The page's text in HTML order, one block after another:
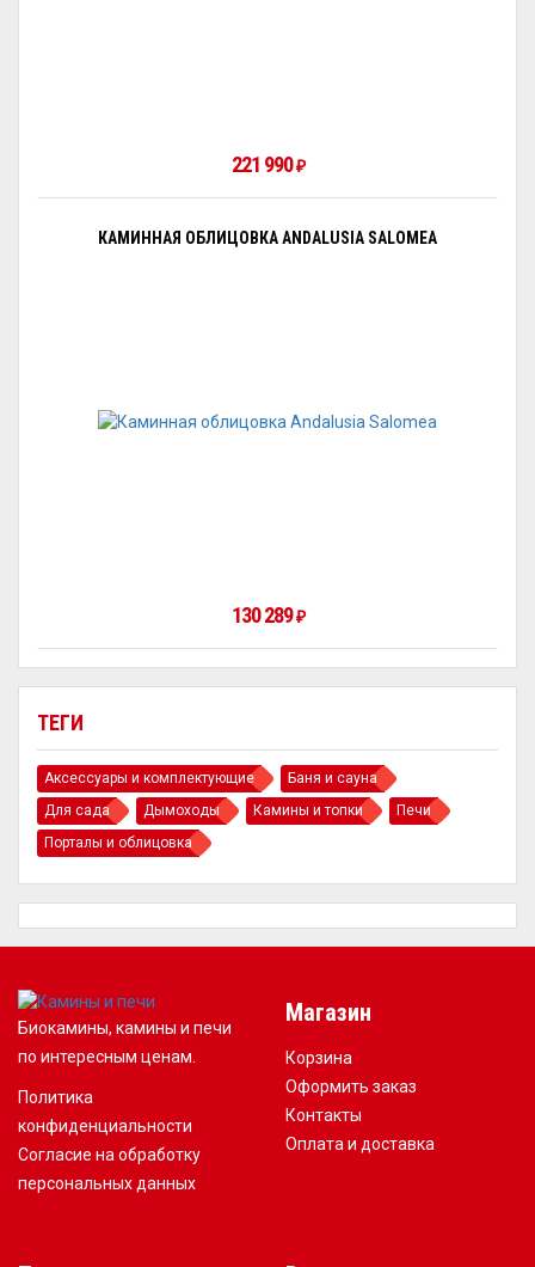
ТЕГИ
Аксессуары и комплектующие
Баня и сауна
Для сада
Дымоходы Камины и топки
Печи
Порталы и облицовка
221 990 ₽
КАМИННАЯ ОБЛИЦОВКА ANDALUSIA SALOMEA
130 289 ₽
Биокамины, камины и печи
по интересным ценам.
Политика
конфиденциальности
Согласие на обработку
персональных данных
Магазин
Корзина
Оформить заказ
Контакты
Оплата и доставка